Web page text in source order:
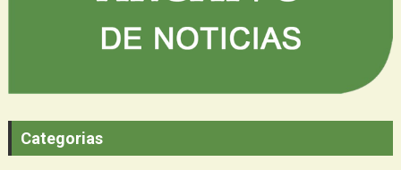
Categorias